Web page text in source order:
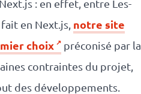
: en effet, entre Les-
en Next.js, notre site
choix
préconisé par la
contraintes du projet,
des développements.